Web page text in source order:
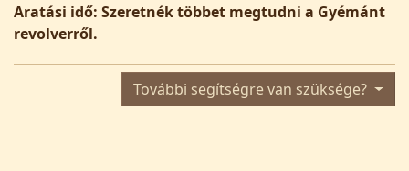
Aratási idő: Szeretnék többet megtudni a Gyémánt
revolverről.
További segítségre van szüksége?